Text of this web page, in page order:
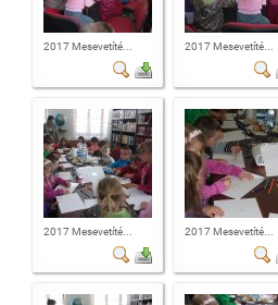
2017 Mesevetíté... 2017 Mesevetíté...
2017 Mesevetíté... 2017 Mesevetíté...